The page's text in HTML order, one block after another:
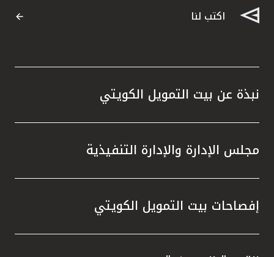
ماليزيا
اكتب لنا
نبذة عن بيت التمويل الكويتي
مجلس الإدارة والإدارة التنفيذية
إفصاحات بيت التمويل الكويتي